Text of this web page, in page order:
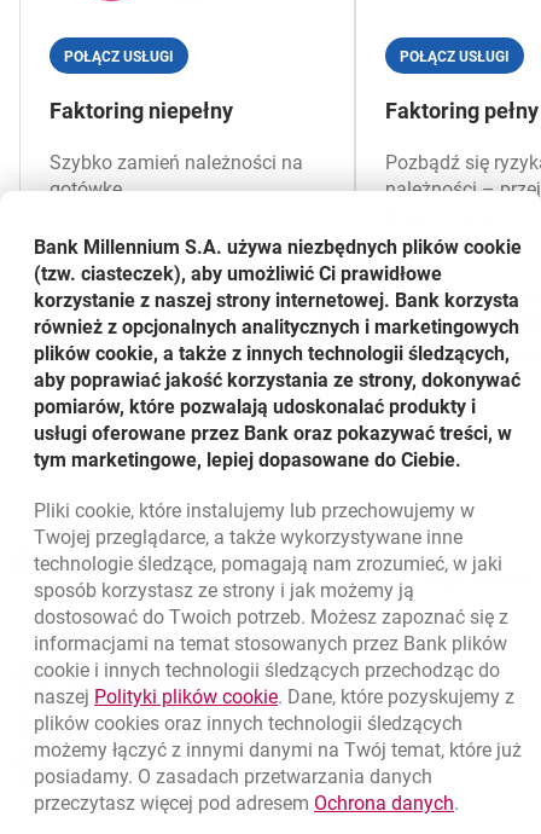
POŁĄCZ USŁUGI
Faktoring niepełny
Szybko zamień należności na
gotówkę.
WIĘCEJ
O FAKTORINGU NIEPEŁNYM
POŁĄCZ USŁUGI
Faktoring pełny
Pozbądź się
należności –
ubezpieczyciela.
Nawigacja dolna
Zadzwoń do nas
801 31 31 31
(+48) 22 598 41 61
Migam
Znajdź placówkę lub bankomatotwiera się w nowej karcie
Napisz do nasotwiera się w nowej karcie
Oceń nas otwiera się w nowej karcie
Bank Millennium S.A. używa niezbędnych plików cookie
(tzw. ciasteczek), aby umożliwić Ci prawidłowe
korzystanie z naszej strony internetowej. Bank korzysta
również z opcjonalnych analitycznych i marketingowych
plików cookie, a także z innych technologii śledzących,
aby poprawiać jakość korzystania ze strony, dokonywać
pomiarów, które pozwalają udoskonalać produkty i
usługi oferowane przez Bank oraz pokazywać treści, w
tym marketingowe, lepiej dopasowane do Ciebie.
Pliki cookie, które instalujemy lub przechowujemy w
Twojej przeglądarce, a także wykorzystywane inne
technologie śledzące, pomagają nam zrozumieć, w jaki
sposób korzystasz ze strony i jak możemy ją
dostosować do Twoich potrzeb. Możesz zapoznać się z
informacjami na temat stosowanych przez Bank plików
cookie i innych technologii śledzących przechodząc do
naszej Polityki plików cookielink otwiera się w nowym oknie
. Dane, które pozyskujemy z
plików cookies oraz innych technologii śledzących
możemy łączyć z innymi danymi na Twój temat, które już
posiadamy. O zasadach przetwarzania danych
przeczytasz więcej pod adresem Ochrona danychlink
.